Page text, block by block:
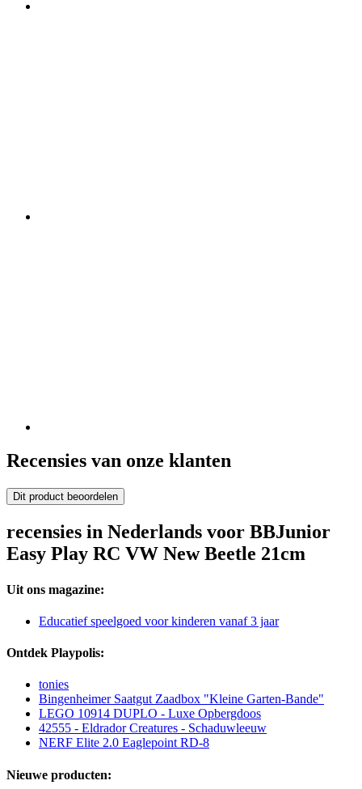
Recensies van onze klanten
Dit product beoordelen
recensies in Nederlands voor BBJunior
Easy Play RC VW New Beetle 21cm
Uit ons magazine:
Educatief speelgoed voor kinderen vanaf 3 jaar
Ontdek Playpolis:
tonies
Bingenheimer Saatgut Zaadbox "Kleine Garten-Bande"
LEGO 10914 DUPLO - Luxe Opbergdoos
42555 - Eldrador Creatures - Schaduwleeuw
NERF Elite 2.0 Eaglepoint RD-8
Nieuwe producten: